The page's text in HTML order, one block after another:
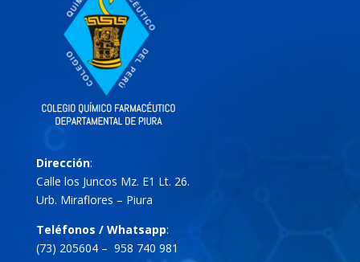
Dirección:
Calle los Juncos Mz. E1 Lt. 26.
Urb. Miraflores – Piura
Teléfonos / Whatsapp:
(73) 205604 – 958 740 981